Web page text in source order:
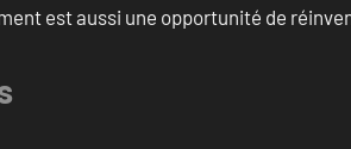
est aussi une opportunité de